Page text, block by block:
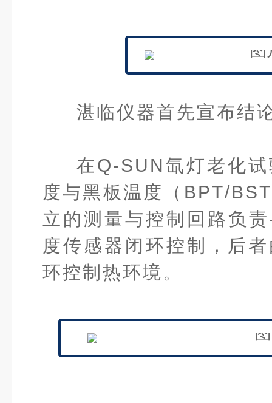
湛临仪器首先宣布结
在Q-SUN 氙灯老化
度与黑板温度（BPT/
立的测量与控制回路负
度传感器闭环控制，后
环控制热环境。